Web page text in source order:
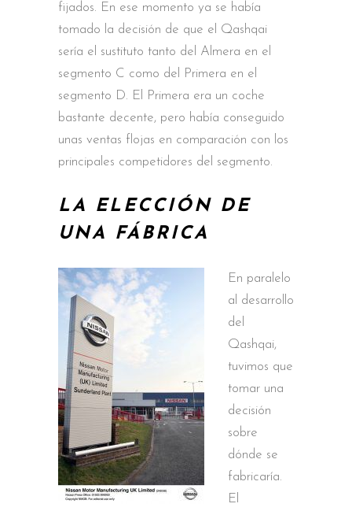
fijados. En ese momento ya se había
tomado la decisión de que el Qashqai
sería el sustituto tanto del Almera en el
segmento C como del Primera en el
segmento D. El Primera era un coche
bastante decente, pero había conseguido
unas ventas flojas en comparación con los
principales competidores del segmento.
LA ELECCIÓN DE
UNA FÁBRICA
En paralelo
al desarrollo
del
Qashqai,
tuvimos que
tomar una
decisión
sobre
dónde se
fabricaría.
El